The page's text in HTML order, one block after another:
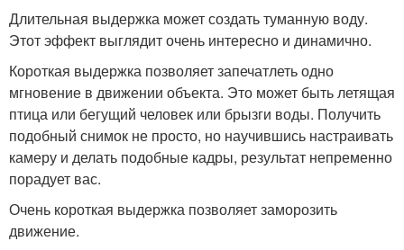
Длительная выдержка может создать туманную воду.
Этот эффект выглядит очень интересно и динамично.
Короткая выдержка позволяет запечатлеть одно
мгновение в движении объекта. Это может быть летящая
птица или бегущий человек или брызги воды. Получить
подобный снимок не просто, но научившись настраивать
камеру и делать подобные кадры, результат непременно
порадует вас.
Очень короткая выдержка позволяет заморозить
движение.